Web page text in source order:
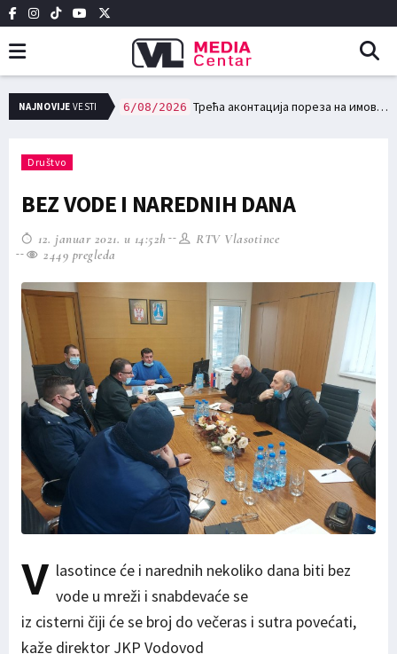
NAJNOVIJE VESTI
ДРУШТВО У ВЛАСОТИНЦУ 6/08/2026 Трећа аконтација пореза на имовину доспева за плаћање 15. августа
Društvo
BEZ VODE I NAREDNIH DANA
12. januar 2021. u 14:52h
RTV Vlasotince
2449 pregleda
V lasotince će i narednih nekoliko dana biti bez
vode u mreži i snabdevaće se
iz cisterni čiji će se broj do večeras i sutra povećati,
kaže direktor JKP Vodovod